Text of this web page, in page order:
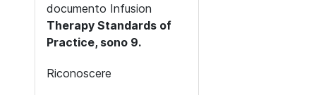
documento Infusion
Therapy Standards of
Practice, sono 9.
Riconoscere